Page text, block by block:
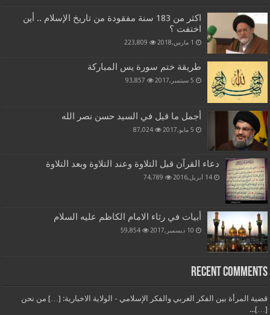
اكثر من 183 سنة مفقودة من تاريخ الإسلام .. أين
اختفت ؟
1 مارس,2018 223,809
طريقة ختم سورة يس المباركة
5 سبتمبر,2017 93,857
أجمل ما قيل في السيد حسن نصر الله
5 مايو,2017 87,024
دعاء القرآن قبل التلاوة وعند التلاوة وبعد التلاوة
14 أبريل,2016 74,789
أبيات في رثاء الامام الكاظم عليه السلام
10 ديسمبر,2017 59,854
Recent Comments
قضية المرأة بين الفكر الغربي والفكر الإسلامي - الولاية الاخبارية: […] من نحن
[…]...